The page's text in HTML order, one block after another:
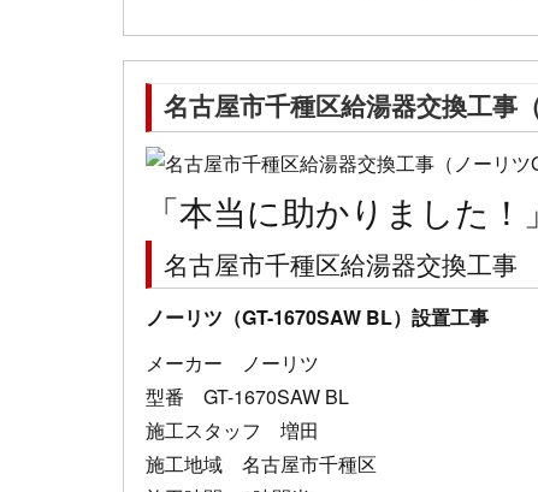
名古屋市千種区給湯器交換工事（
「本当に助かりました！
名古屋市千種区給湯器交換工事
ノーリツ（GT-1670SAW BL）設置工事
メーカー ノーリツ
型番 GT-1670SAW BL
施工スタッフ 増田
施工地域 名古屋市千種区